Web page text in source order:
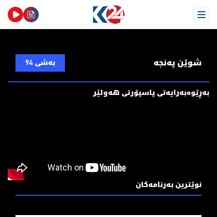
Open Menu
شوێن پەنجە بەشی 94
بەڕێوەبەرایەتی پاسپۆرتی هەولێر
نوێترین بەرنامەکان